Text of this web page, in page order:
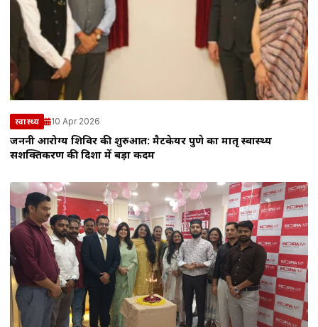
स्वास्थ्य 10 Apr 2026
जननी आरोग्य शिविर की शुरुआत: मैटकेयर पुणे का मातृ स्वास्थ्य
सशक्तिकरण की दिशा में बड़ा कदम